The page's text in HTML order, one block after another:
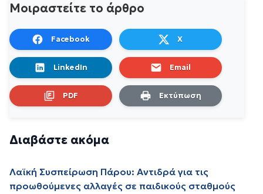
Μοιραστείτε το άρθρο
Facebook X
LinkedIn Email
PDF Εκτύπωση
Διαβάστε ακόμα
Λαϊκή Συσπείρωση Πάρου: Αντιδρά για τις
προωθούμενες αλλαγές σε παιδικούς σταθμούς